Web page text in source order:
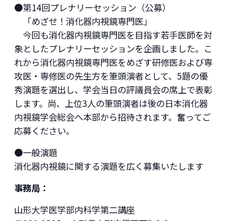
●第14回プレナリーセッション（公募）
「めざせ！消化器内視鏡専門医」
今回も消化器内視鏡専門医を目指す若手医師を対
象としたプレナリーセッションを企画しました。こ
れから消化器内視鏡専門医をめざす研修医および専
攻医・専修医の先生方を筆頭演者として、5題の優
秀演題を選出し、学会当日の評議員会の席上で表彰
します。尚、上位3人の筆頭演者は後の日本消化器
内視鏡学会総会へ本部から招待されます。奮ってご
応募ください。
●一般演題
消化器内視鏡に関する演題を広く募集いたします
事務局：
山形大学医学部内科学第二講座